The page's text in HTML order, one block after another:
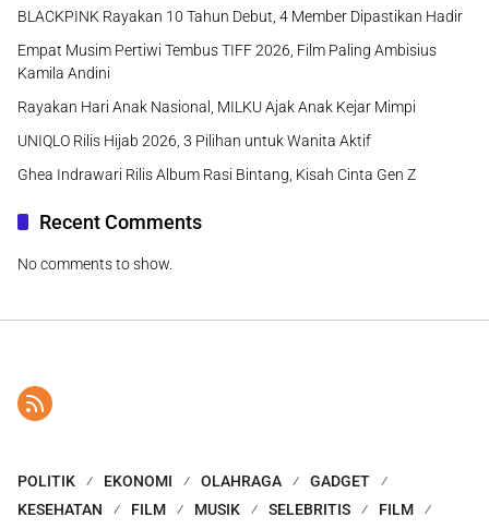
BLACKPINK Rayakan 10 Tahun Debut, 4 Member Dipastikan Hadir
Empat Musim Pertiwi Tembus TIFF 2026, Film Paling Ambisius
Kamila Andini
Rayakan Hari Anak Nasional, MILKU Ajak Anak Kejar Mimpi
UNIQLO Rilis Hijab 2026, 3 Pilihan untuk Wanita Aktif
Ghea Indrawari Rilis Album Rasi Bintang, Kisah Cinta Gen Z
Recent Comments
No comments to show.
POLITIK EKONOMI OLAHRAGA
GADGET
KESEHATAN
FILM MUSIK SELEBRITIS FILM